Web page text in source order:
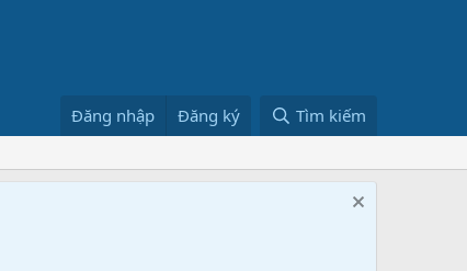
Đăng nhập Đăng ký Tìm kiếm